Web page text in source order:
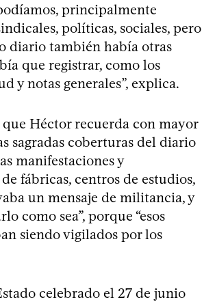
principalmente
políticas, sociales, pero
diario también había otras
que registrar, como los
y notas generales”, explica.
Héctor recuerda con mayor
sagradas coberturas del diario
manifestaciones y
fábricas, centros de estudios,
un mensaje de militancia, y
como sea”, porque “esos
siendo vigilados por los
celebrado el 27 de junio